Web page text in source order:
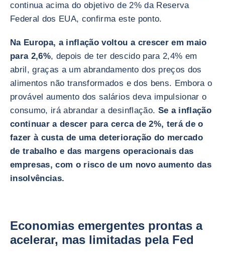
continua acima do objetivo de 2% da Reserva
Federal dos EUA, confirma este ponto.
Na Europa, a inflação voltou a crescer em maio
para 2,6%, depois de ter descido para 2,4% em
abril, graças a um abrandamento dos preços dos
alimentos não transformados e dos bens. Embora o
provável aumento dos salários deva impulsionar o
consumo, irá abrandar a desinflação. Se a inflação
continuar a descer para cerca de 2%, terá de o
fazer à custa de uma deterioração do mercado
de trabalho e das margens operacionais das
empresas, com o risco de um novo aumento das
insolvências.
Economias emergentes prontas a
acelerar, mas limitadas pela Fed